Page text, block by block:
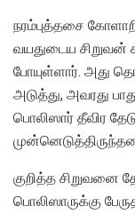
நரம்புத்தசை
வயதுடைய சிறுவன்
போயுள்ளார். அது
அடுத்து, அவரது
பொலிஸார் தீவிர
குறித்த சிறுவனை
பொலிஸாருக்கு